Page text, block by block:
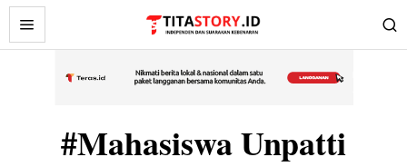
#Mahasiswa Unpatti